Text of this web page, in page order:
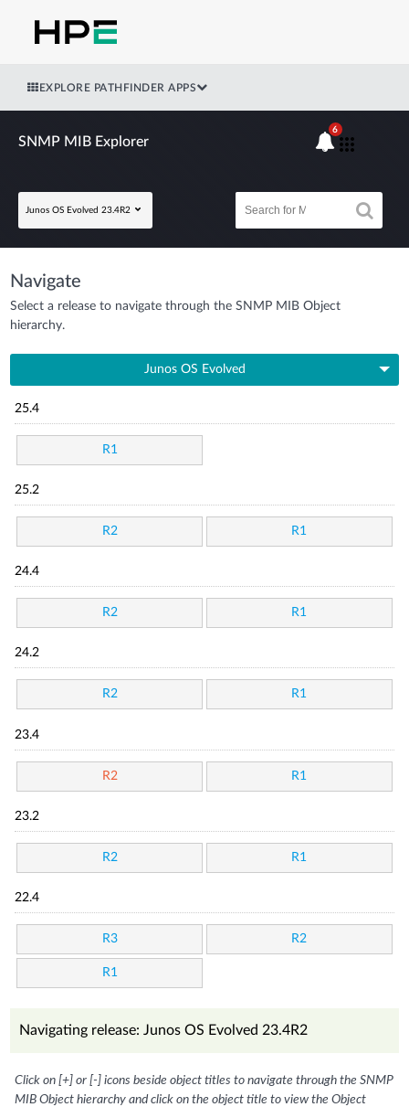
EXPLORE PATHFINDER APPS
SNMP MIB Explorer
Junos OS Evolved 23.4R2
6
Navigate
Select a release to navigate through the SNMP MIB Object
hierarchy.
Junos OS Evolved
25.4
R1
25.2
R2 R1
24.4
R2 R1
24.2
R2 R1
23.4
R2 R1
23.2
R2 R1
22.4
R3 R2
R1
Navigating release: Junos OS Evolved 23.4R2
Click on [+] or [-] icons beside object titles to navigate through the SNMP
MIB Object hierarchy and click on the object title to view the Object